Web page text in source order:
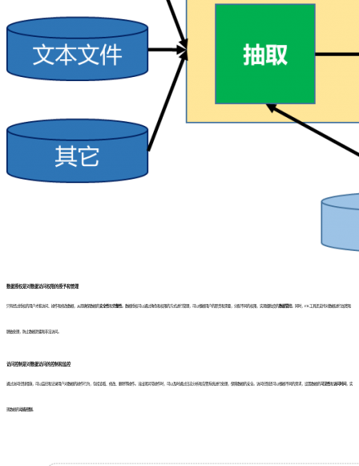
数据授权是对数据访问权限的授予和管理
只有经过授权的用户才能访问、操作和修改数据，从而确保数据的安全性和 完整性。数据授权可以通过角色和权限的方式进行管理，可以根据用户的职责和需要，分配不同的权限，实现细粒度的 数据管控。同时，ETL工具还支持对数据进行加密和
脱敏处理，防止数据泄露和非法访问。
访问控制是对数据访问的控制和监控
通过访问控制措施，可以监控和记录用户对数据的操作行为，包括查看、修改、删除等操作。当出现异常操作时，可以及时通过日志分析和告警系统进行处理，保障数据的安全。访问控制还可以根据不同的需求，设置数据的可见性和 访问时间 ，实
现数据的动态控制。